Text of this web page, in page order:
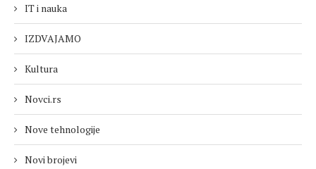
IT i nauka
IZDVAJAMO
Kultura
Novci.rs
Nove tehnologije
Novi brojevi